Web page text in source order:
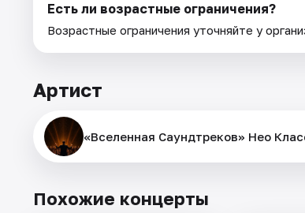
Есть ли возрастные ограничения?
Возрастные ограничения уточняйте у
Артист
«Вселенная Саундтреков» Нео
Похожие концерты